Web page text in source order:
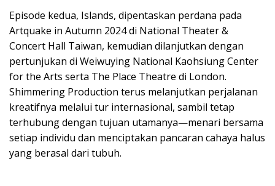
Episode kedua, Islands, dipentaskan perdana pada
Artquake in Autumn 2024 di National Theater &
Concert Hall Taiwan, kemudian dilanjutkan dengan
pertunjukan di Weiwuying National Kaohsiung Center
for the Arts serta The Place Theatre di London.
Shimmering Production terus melanjutkan perjalanan
kreatifnya melalui tur internasional, sambil tetap
terhubung dengan tujuan utamanya—menari bersama
setiap individu dan menciptakan pancaran cahaya halus
yang berasal dari tubuh.